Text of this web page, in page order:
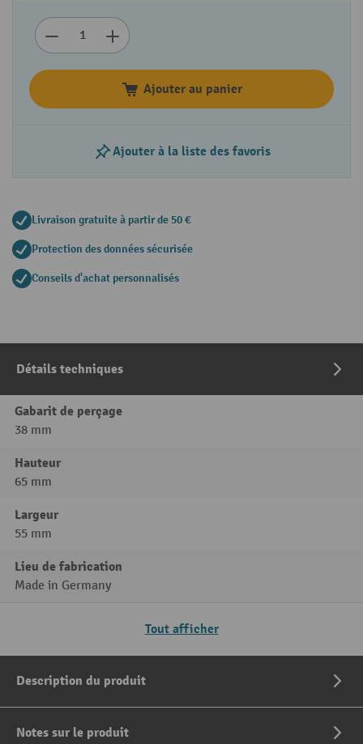
Ajouter au panier
Ajouter à la liste des favoris
Livraison gratuite à partir de 50 €
Protection des données sécurisée
Conseils d'achat personnalisés
Détails techniques
Gabarit de perçage
38 mm
Hauteur
65 mm
Largeur
55 mm
Lieu de fabrication
Made in Germany
Tout afficher
Description du produit
Notes sur le produit